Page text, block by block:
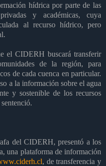
hídrica por parte de las
y académicas, cuya
al recurso hídrico, pero
el CIDERH buscará transferir
de la región, para
de cada cuenca en particular.
a la información sobre el agua
y sostenible de los recursos
del CIDERH, presentó a los
una plataforma de información
, de transferencia y